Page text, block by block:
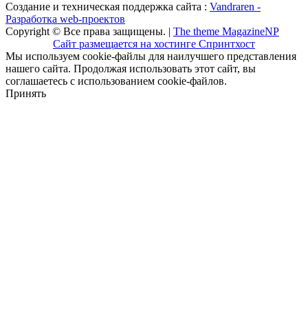
Создание и техническая поддержка сайта : Vandraren -
Разработка web-проектов
Copyright © Все права защищены. | The theme MagazineNP
Сайт размещается на хостинге Спринтхост
Мы используем cookie-файлы для наилучшего представления
нашего сайта. Продолжая использовать этот сайт, вы
соглашаетесь с использованием cookie-файлов.
Принять